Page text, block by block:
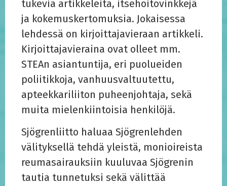
tukevia artikkeleita, itsehoitovinkkejä
ja kokemuskertomuksia. Jokaisessa
lehdessä on kirjoittajavieraan artikkeli.
Kirjoittajavieraina ovat olleet mm.
STEAn asiantuntija, eri puolueiden
poliitikkoja, vanhuusvaltuutettu,
apteekkariliiton puheenjohtaja, sekä
muita mielenkiintoisia henkilöjä.
Sjögrenliitto haluaa Sjögrenlehden
välityksellä tehdä yleistä, monioireista
reumasairauksiin kuuluvaa Sjögrenin
tautia tunnetuksi sekä välittää